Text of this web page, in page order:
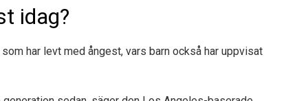
idag?
har levt med ångest, vars barn också har uppvisat